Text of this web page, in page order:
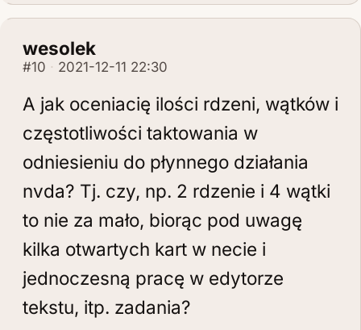
wesolek
#10 2021-12-11 22:30
A jak oceniacię ilości rdzeni, wątków i
częstotliwości taktowania w
odniesieniu do płynnego działania
nvda? Tj. czy, np. 2 rdzenie i 4 wątki
to nie za mało, biorąc pod uwagę
kilka otwartych kart w necie i
jednoczesną pracę w edytorze
tekstu, itp. zadania?